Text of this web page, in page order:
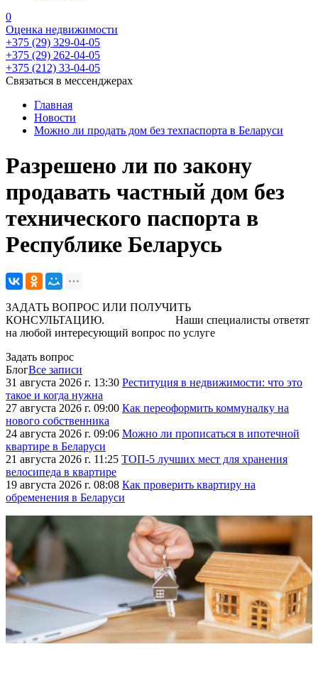
0
Оценка недвижимости
+375 (29) 329-04-05
+375 (29) 262-04-05
+375 (212) 33-04-05
Связаться в мессенджерах
Главная
Новости
Можно ли продать дом без техпаспорта в Беларуси
Разрешено ли по закону
продавать частный дом без
технического паспорта в
Республике Беларусь
ЗАДАТЬ ВОПРОС ИЛИ ПОЛУЧИТЬ
КОНСУЛЬТАЦИЮ. Наши специалисты ответят
на любой интересующий вопрос по услуге
Задать вопрос
БлогВсе записи
31 августа 2026 г. 13:30 Реституция в недвижимости: что это
такое и когда нужна
27 августа 2026 г. 09:00 Как переоформить коммуналку на
нового собственника
24 августа 2026 г. 09:06 Можно ли прописаться в ипотечной
квартире в Беларуси
21 августа 2026 г. 11:25 ТОП-5 лучших мест для хранения
велосипеда в квартире
19 августа 2026 г. 08:08 Как проверить квартиру на
обременения в Беларуси